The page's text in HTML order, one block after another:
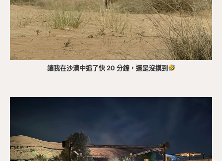
讓我在沙漠中追了快 20 分鐘，還是沒摸到